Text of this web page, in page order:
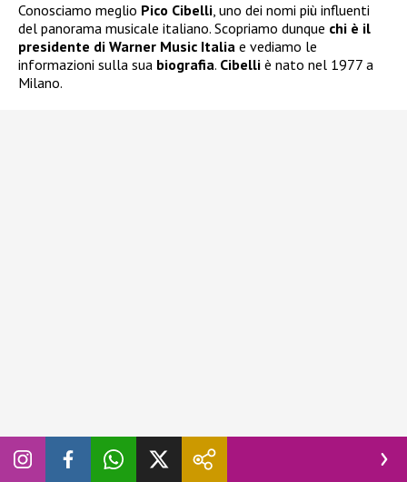
Conosciamo meglio Pico Cibelli, uno dei nomi più influenti
del panorama musicale italiano. Scopriamo dunque chi è il
presidente di Warner Music Italia e vediamo le
informazioni sulla sua biografia. Cibelli è nato nel 1977 a
Milano.